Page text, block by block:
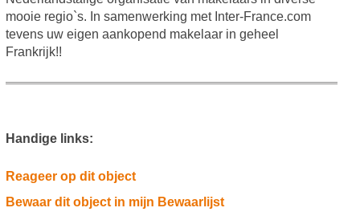
mooie regio`s. In samenwerking met Inter-France.com
tevens uw eigen aankopend makelaar in geheel
Frankrijk!!
Handige links:
Reageer op dit object
Bewaar dit object in mijn Bewaarlijst